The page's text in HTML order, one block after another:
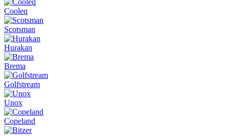
Cooleq
Scotsman
Hurakan
Brema
Golfstream
Unox
Copeland